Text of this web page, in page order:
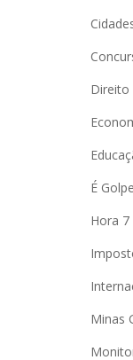
Direito
É
Hora 7
Minas